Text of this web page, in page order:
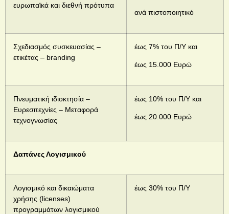
ευρωπαϊκά και διεθνή πρότυπα
ανά πιστοποιητικό
Σχεδιασμός συσκευασίας –
ετικέτας – branding
έως 7% του Π/Υ και
έως 15.000 Ευρώ
Πνευματική ιδιοκτησία –
Ευρεσιτεχνίες – Μεταφορά
τεχνογνωσίας
έως 10% του Π/Υ και
έως 20.000 Ευρώ
Δαπάνες Λογισμικού
Λογισμικό και δικαιώματα
χρήσης (licenses)
προγραμμάτων λογισμικού
έως 30% του Π/Υ